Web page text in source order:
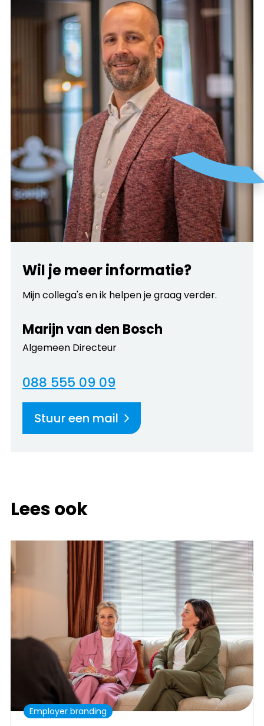
Wil je meer informatie?
Mijn collega's en ik helpen je graag verder.
Marijn van den Bosch
Algemeen Directeur
088 555 09 09
Stuur een mail
Lees ook
Employer branding